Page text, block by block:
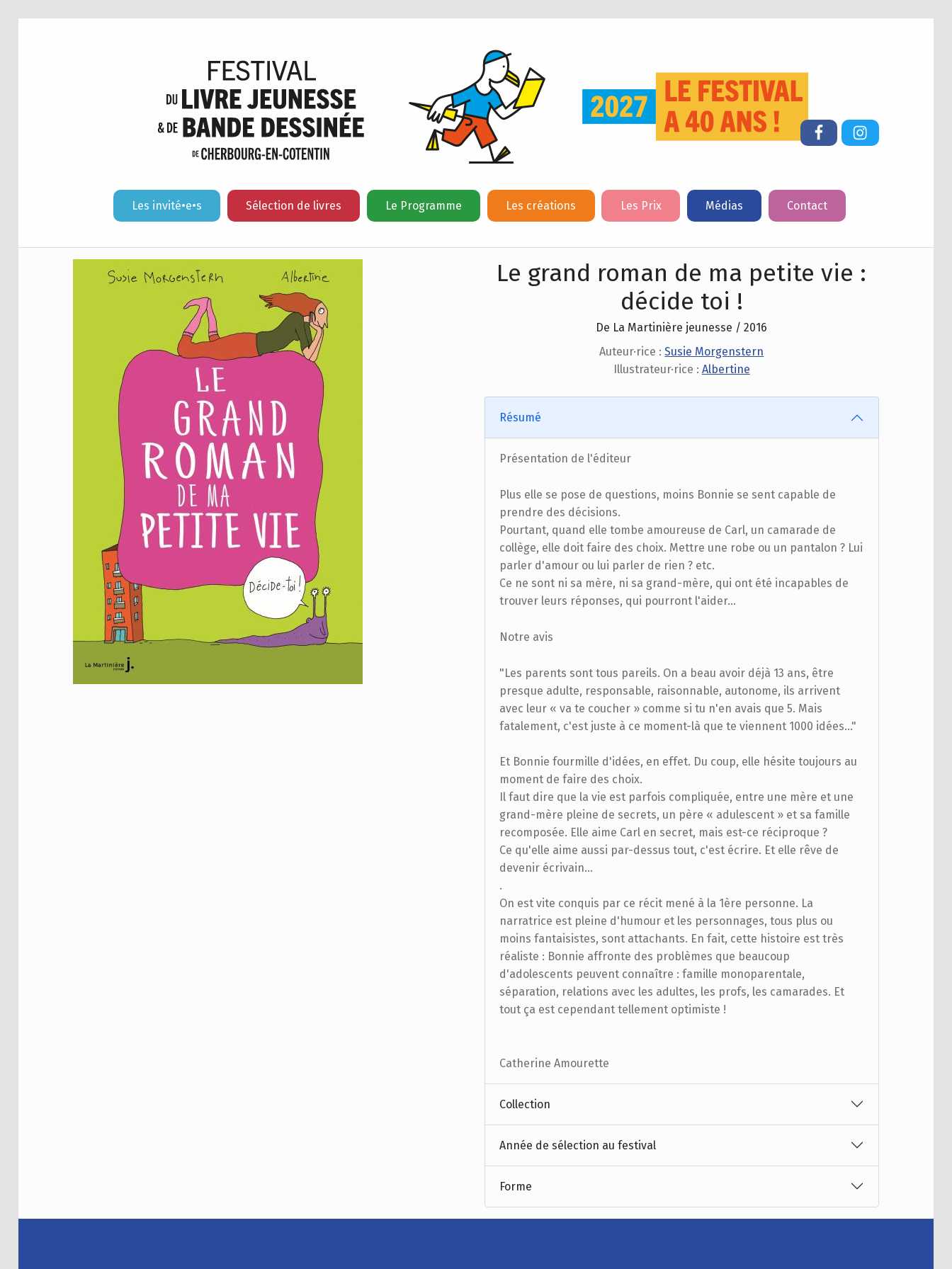
Les invité•e•s Sélection de livres Le Programme Les créations Les Prix Médias Contact
FacebookInstagram
Le grand roman de ma petite vie :
décide toi !
De La Martinière jeunesse / 2016
Auteur·rice :Susie Morgenstern
Illustrateur·rice : Albertine
Résumé
Présentation de l'éditeur
Plus elle se pose de questions, moins Bonnie se sent capable de
prendre des décisions.
Pourtant, quand elle tombe amoureuse de Carl, un camarade de
collège, elle doit faire des choix. Mettre une robe ou un pantalon ? Lui
parler d'amour ou lui parler de rien ? etc.
Ce ne sont ni sa mère, ni sa grand-mère, qui ont été incapables de
trouver leurs réponses, qui pourront l'aider…
Notre avis
"Les parents sont tous pareils. On a beau avoir déjà 13 ans, être
presque adulte, responsable, raisonnable, autonome, ils arrivent
avec leur « va te coucher » comme si tu n'en avais que 5. Mais
fatalement, c'est juste à ce moment-là que te viennent 1000 idées..."
Et Bonnie fourmille d'idées, en effet. Du coup, elle hésite toujours au
moment de faire des choix.
Il faut dire que la vie est parfois compliquée, entre une mère et une
grand-mère pleine de secrets, un père « adulescent » et sa famille
recomposée. Elle aime Carl en secret, mais est-ce réciproque ?
Ce qu'elle aime aussi par-dessus tout, c'est écrire. Et elle rêve de
devenir écrivain...
.
On est vite conquis par ce récit mené à la 1ère personne. La
narratrice est pleine d'humour et les personnages, tous plus ou
moins fantaisistes, sont attachants. En fait, cette histoire est très
réaliste : Bonnie affronte des problèmes que beaucoup
d'adolescents peuvent connaître : famille monoparentale,
séparation, relations avec les adultes, les profs, les camarades. Et
tout ça est cependant tellement optimiste !
Catherine Amourette
Collection
Année de sélection au festival
Forme